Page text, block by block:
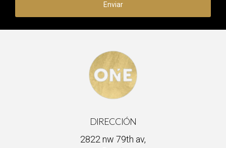
Enviar
DIRECCIÓN
2822 nw 79th av,